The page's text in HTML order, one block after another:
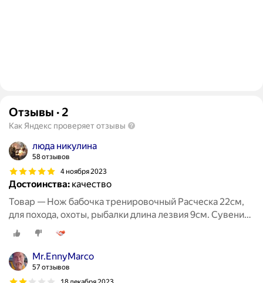
Отзывы · 2
Как Яндекс проверяет отзывы
люда никулина
58 отзывов
4 ноября 2023
Достоинства: качество
Товар — Нож бабочка тренировочный Расческа 22см,
для похода, охоты, рыбалки длина лезвия 9см. Сувенир
подарок мужчине на день рождения, новый год
Mr.EnnyMarco
57 отзывов